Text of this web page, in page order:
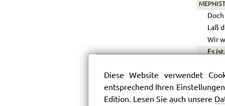
Laß
Wir
Es
Da
Und
Seyd
Diese Website verwendet
entsprechend Ihren
Edition. Lesen Sie auch unsere